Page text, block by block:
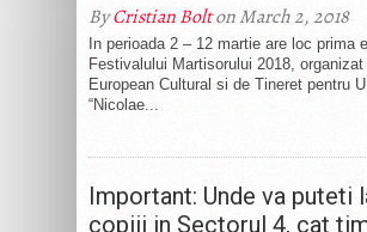
ByCristian Bolton March 2, 2018
In perioada 2 – 12 martie are loc prima
Festivalului Martisorului 2018, organizat
European Cultural si de Tineret pentru
“Nicolae...
Important: Unde va puteti
copiii in Sectorul 4, cat